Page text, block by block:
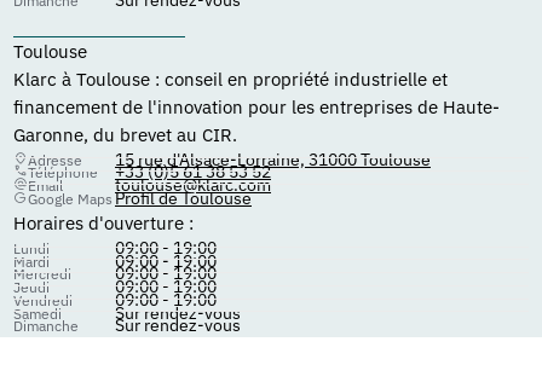
Toulouse
Klarc à Toulouse : conseil en propriété industrielle et
financement de l'innovation pour les entreprises de Haute-
Garonne, du brevet au CIR.
Adresse 15 rue d'Alsace-Lorraine, 31000 Toulouse
Téléphone +33 (0)5 61 38 53 52
Email toulouse@klarc.com
Google Maps Profil de Toulouse
Horaires d'ouverture :
Lundi 09:00 - 19:00
Mardi 09:00 - 19:00
Mercredi 09:00 - 19:00
Jeudi 09:00 - 19:00
Vendredi 09:00 - 19:00
Samedi Sur rendez-vous
Dimanche Sur rendez-vous